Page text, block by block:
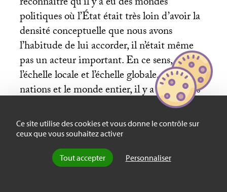
Ce site utilise des cookies et vous donne le contrôle sur
ceux que vous souhaitez activer
Tout accepter Personnaliser
politiques où l’État était très loin d’avoir la
densité conceptuelle que nous avons
l’habitude de lui accorder, il n’était même
pas un acteur important. En ce sens, entre
l’échelle locale et l’échelle globale, entre les
nations et le monde entier, il y a des paliers
intermédiaires. L’un de ces paliers serait
celui des civilisations ou des grandes
cultures, qui ont beaucoup à voir avec les
langues et les religions les plus présentes. La
communauté ibéro-américaine est l’une de